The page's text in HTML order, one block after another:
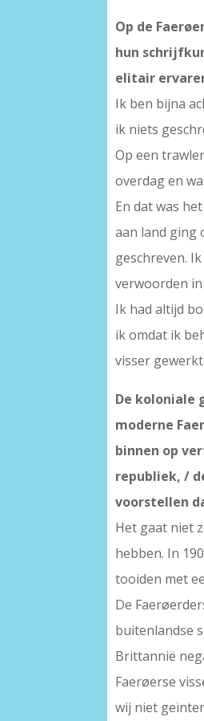
Op de
hun
elitair
Ik ben bijna
ik niets
Op een
overdag en
En dat was
aan land ging
geschreven.
verwoorden
Ik had altijd
ik omdat ik
visser
De koloniale
moderne
binnen op
republiek, /
voorstellen
Het gaat niet
hebben. In
tooiden met
De
buitenlandse
Brittannië
Faerøerse
wij niet